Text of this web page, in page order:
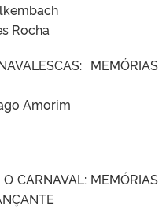
Rocha
MEMÓRIAS
Amorim
CARNAVAL: MEMÓRIAS